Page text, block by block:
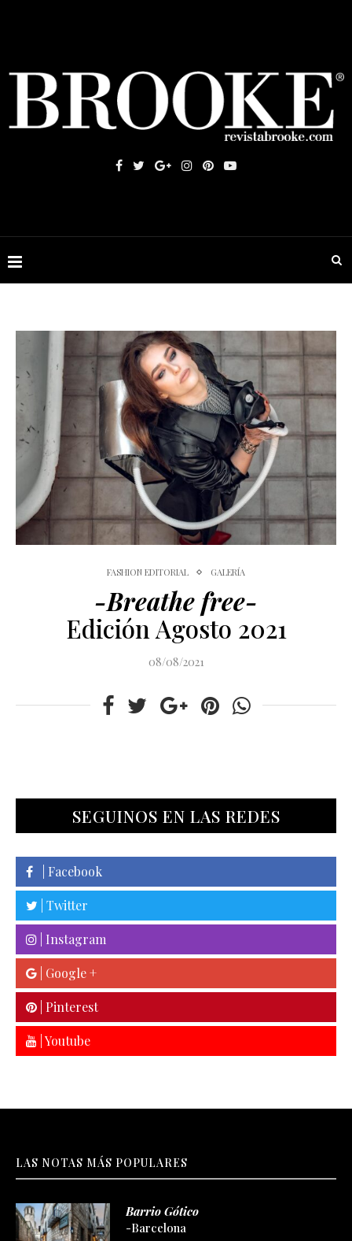
FASHION EDITORIAL GALERÍA
-Breathe free-
Edición Agosto 2021
08/08/2021
SEGUINOS EN LAS REDES
| Facebook
| Twitter
| Instagram
| Google +
| Pinterest
| Youtube
LAS NOTAS MÁS POPULARES
Barrio Gótico
-Barcelona